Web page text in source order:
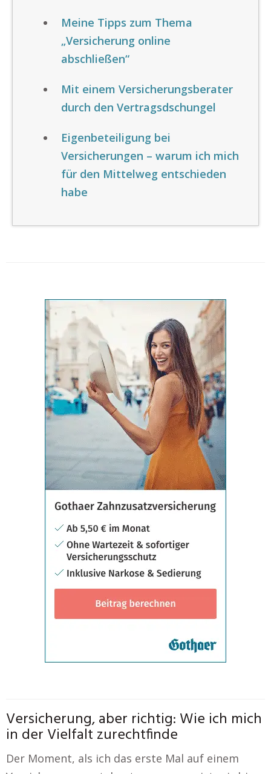
Meine Tipps zum Thema
„Versicherung online
abschließen“
Mit einem Versicherungsberater
durch den Vertragsdschungel
Eigenbeteiligung bei
Versicherungen – warum ich mich
für den Mittelweg entschieden
habe
Versicherung, aber richtig: Wie ich mich
in der Vielfalt zurechtfinde
Der Moment, als ich das erste Mal auf einem